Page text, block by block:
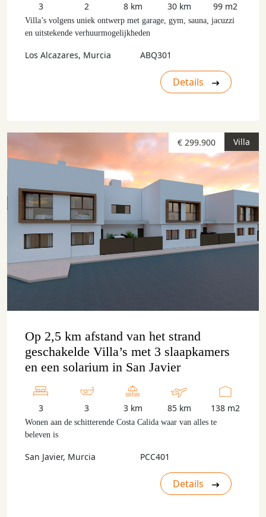
3 2 8 km 30 km 99 m2
Villa’s volgens uniek ontwerp met garage, gym, sauna, jacuzzi
en uitstekende verhuurmogelijkheden
Los Alcazares, Murcia ABQ301
Details
Villa
€ 299.900
Op 2,5 km afstand van het strand
geschakelde Villa’s met 3 slaapkamers
en een solarium in San Javier
3 3 3 km 85 km 138 m2
Wonen aan de schitterende Costa Calida waar van alles te
beleven is
San Javier, Murcia PCC401
Details